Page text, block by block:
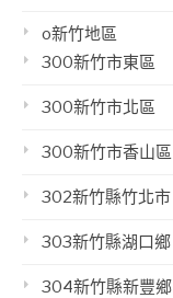
o新竹地區
300新竹市東區
300新竹市北區
300新竹市香山區
302新竹縣竹北市
303新竹縣湖口鄉
304新竹縣新豐鄉